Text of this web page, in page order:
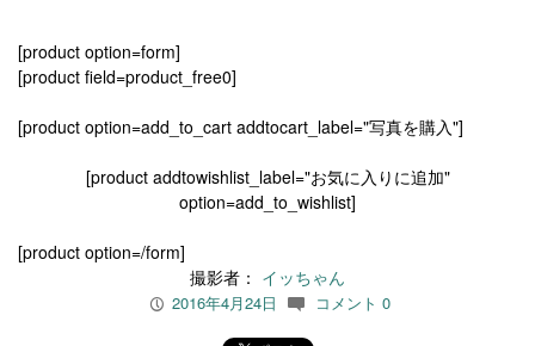
[product option=form]
[product field=product_free0]
[product option=add_to_cart addtocart_label="写真を購入"]
[product addtowishlist_label="お気に入りに追加"
option=add_to_wishlist]
[product option=/form]
撮影者： イッちゃん
P 2016年4月24日 c コメント 0